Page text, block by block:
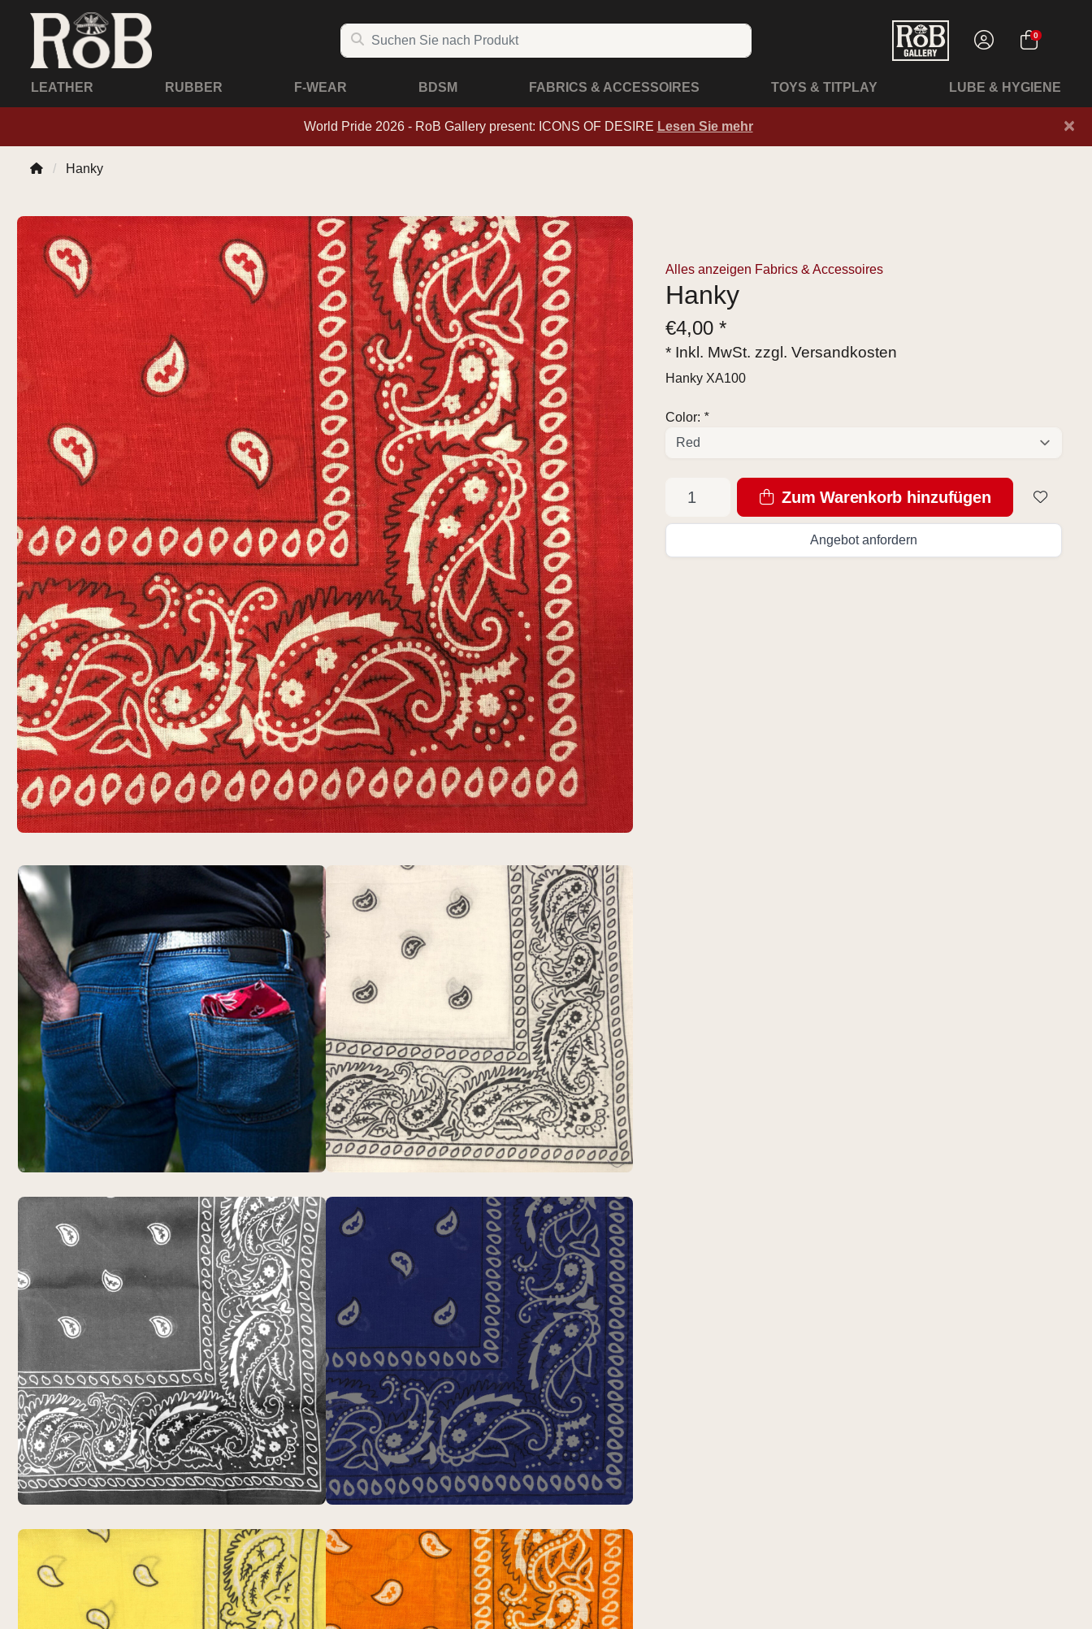
0
LEATHER RUBBER F-WEAR BDSM FABRICS & ACCESSOIRES TOYS & TITPLAY LUBE & HYGIENE
World Pride 2026 - RoB Gallery present: ICONS OF DESIRE Lesen Sie mehr ×
Hanky
Alles anzeigen Fabrics & Accessoires
Hanky
€4,00 *
* Inkl. MwSt. zzgl.Versandkosten
Hanky XA100
Color: *
Zum Warenkorb hinzufügen
Angebot anfordern